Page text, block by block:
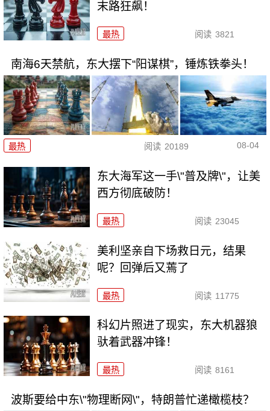
末路狂飙！
最热 阅读 3821
南海6天禁航，东大摆下“阳谋棋”，锤炼铁拳头！
最热 阅读 20189 08-04
东大海军这一手\"普及牌\"，让美
西方彻底破防！
最热 阅读 23045
美利坚亲自下场救日元，结果
呢？回弹后又蔫了
最热 阅读 11775
科幻片照进了现实，东大机器狼
驮着武器冲锋！
最热 阅读 8161
波斯要给中东\"物理断网\"，特朗普忙递橄榄枝？